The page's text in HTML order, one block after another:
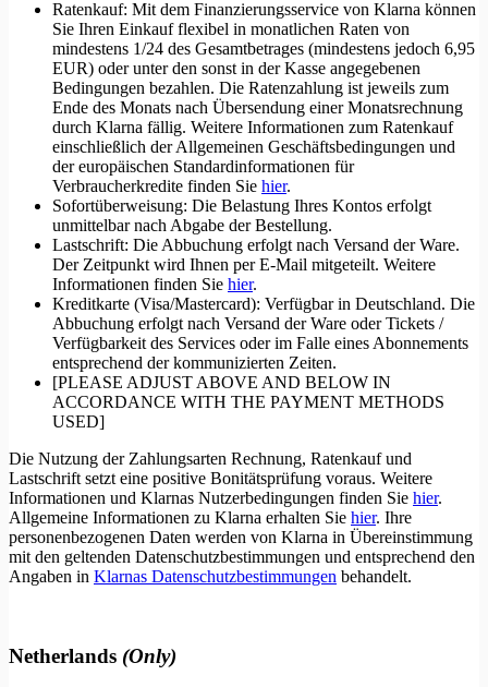
Ratenkauf: Mit dem Finanzierungsservice von Klarna können
Sie Ihren Einkauf flexibel in monatlichen Raten von
mindestens 1/24 des Gesamtbetrages (mindestens jedoch 6,95
EUR) oder unter den sonst in der Kasse angegebenen
Bedingungen bezahlen. Die Ratenzahlung ist jeweils zum
Ende des Monats nach Übersendung einer Monatsrechnung
durch Klarna fällig. Weitere Informationen zum Ratenkauf
einschließlich der Allgemeinen Geschäftsbedingungen und
der europäischen Standardinformationen für
Verbraucherkredite finden Sie hier.
Sofortüberweisung: Die Belastung Ihres Kontos erfolgt
unmittelbar nach Abgabe der Bestellung.
Lastschrift: Die Abbuchung erfolgt nach Versand der Ware.
Der Zeitpunkt wird Ihnen per E-Mail mitgeteilt. Weitere
Informationen finden Sie hier.
Kreditkarte (Visa/Mastercard): Verfügbar in Deutschland. Die
Abbuchung erfolgt nach Versand der Ware oder Tickets /
Verfügbarkeit des Services oder im Falle eines Abonnements
entsprechend der kommunizierten Zeiten.
[PLEASE ADJUST ABOVE AND BELOW IN
ACCORDANCE WITH THE PAYMENT METHODS
USED]
Die Nutzung der Zahlungsarten Rechnung, Ratenkauf und
Lastschrift setzt eine positive Bonitätsprüfung voraus. Weitere
Informationen und Klarnas Nutzerbedingungen finden Sie hier.
Allgemeine Informationen zu Klarna erhalten Sie hier. Ihre
personenbezogenen Daten werden von Klarna in Übereinstimmung
mit den geltenden Datenschutzbestimmungen und entsprechend den
Angaben in Klarnas Datenschutzbestimmungen behandelt.
Netherlands (Only)